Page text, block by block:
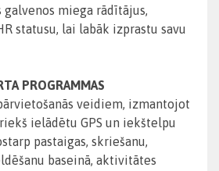
miega rādītājus,
statusu, lai labāk izprastu savu
PROGRAMMAS
veidiem, izmantojot
ielādētu GPS un iekštelpu
pastaigas, skriešanu,
baseinā, aktivitātes